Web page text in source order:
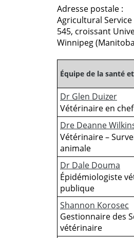
Adresse postale :
Agricultural
545, croissant
Winnipeg
Équipe de la santé
Dr Glen Duizer
Vétérinaire en chef
Dre Deanne
Vétérinaire –
animale
Dr Dale Douma
Épidémiologiste
publique
Shannon Korosec
Gestionnaire des
vétérinaire